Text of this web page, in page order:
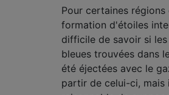
Pour certaines régions
formation d'étoiles
difficile de savoir si
bleues trouvées dans
été éjectées avec le
partir de celui-ci, mais